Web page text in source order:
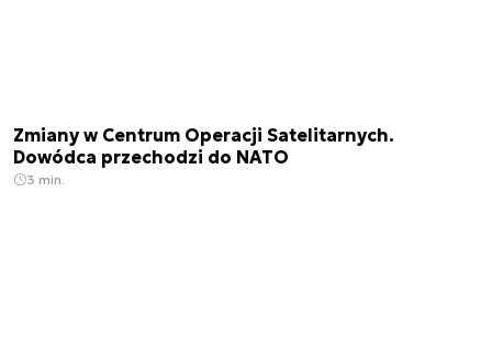
Zmiany w Centrum Operacji Satelitarnych.
Dowódca przechodzi do NATO
3 min.